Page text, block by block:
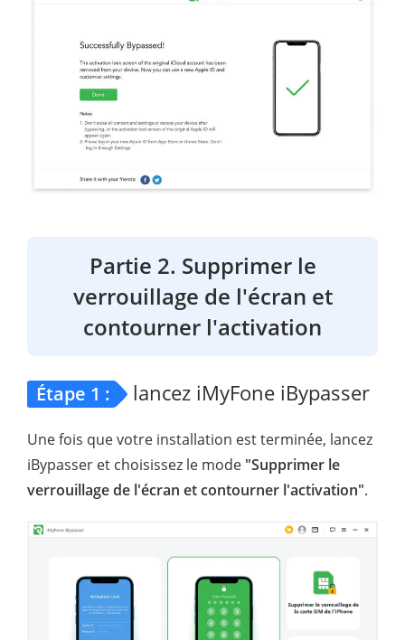
Partie 2. Supprimer le
verrouillage de l'écran et
contourner l'activation
Étape 1 : lancez iMyFone iBypasser
Une fois que votre installation est terminée, lancez
iBypasser et choisissez le mode "Supprimer le
verrouillage de l'écran et contourner l'activation".